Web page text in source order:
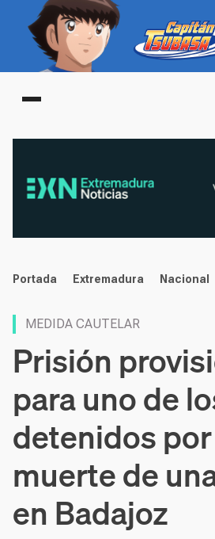
Main menu
noticias
Portada Extremadura Nacional
MEDIDA CAUTELAR
Prisión
para uno de
detenidos
muerte de
en Badajoz